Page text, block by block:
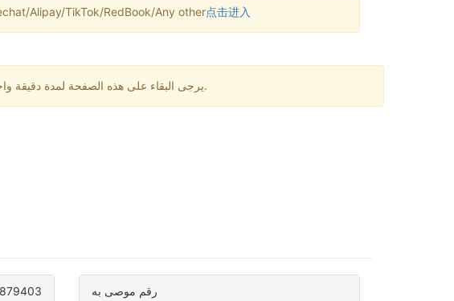
Alipay/TikTok/RedBook/Any other点击进入
يرجى البقاء على هذه الصفحة لمدة دقيقة واحدة. قد تكون هناك بعض التأخيرات في استقبال الرسائل. إذا لم تتلقى رمز التحقق لفترة طويلة، يرجى تغيير الرقم.
رقم موصى به